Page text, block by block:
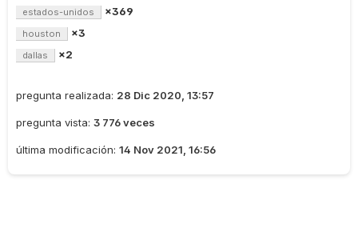
estados-unidos ×369
houston ×3
dallas ×2
pregunta realizada: 28 Dic 2020, 13:57
pregunta vista: 3 776 veces
última modificación: 14 Nov 2021, 16:56